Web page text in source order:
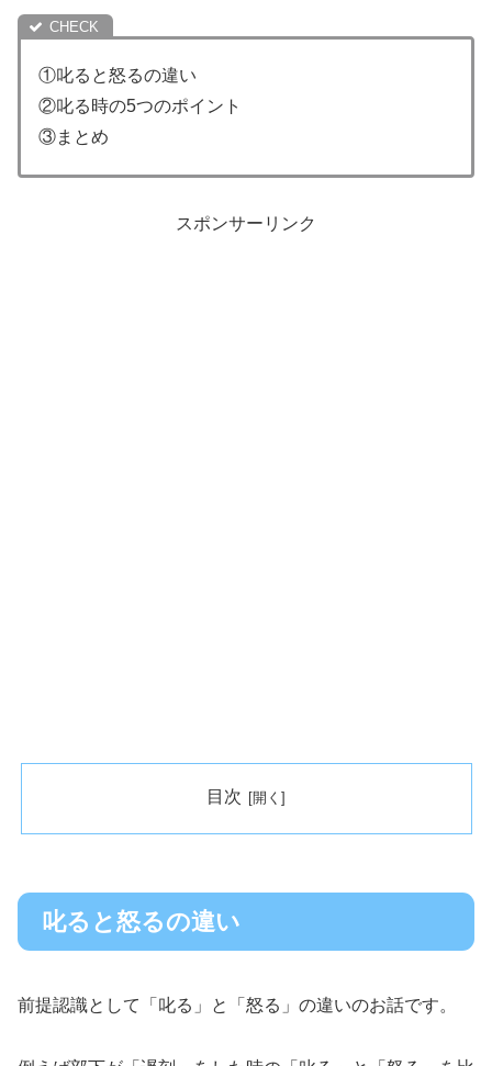
①叱ると怒るの違い
②叱る時の5つのポイント
③まとめ
スポンサーリンク
目次
叱ると怒るの違い
前提認識として「叱る」と「怒る」の違いのお話です。